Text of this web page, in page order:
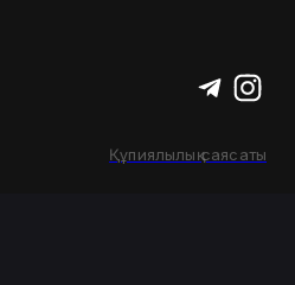
Құпиялылық саясаты